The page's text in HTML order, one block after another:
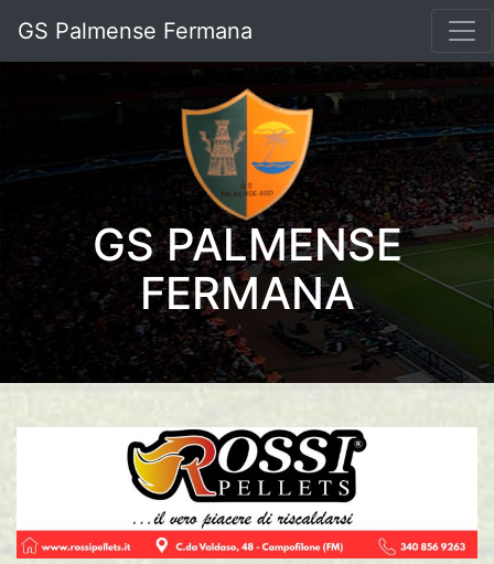
GS Palmense Fermana
GS PALMENSE
FERMANA